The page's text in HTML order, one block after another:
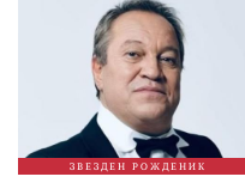
ЗВЕЗДЕН РОЖДЕНИК